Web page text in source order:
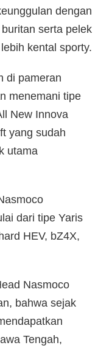
dengan
serta pelek
kental sporty.
di pameran
menemani tipe
New Innova
yang sudah
utama
dari tipe Yaris
HEV, bZ4X,
Nasmoco
bahwa sejak
Tengah,